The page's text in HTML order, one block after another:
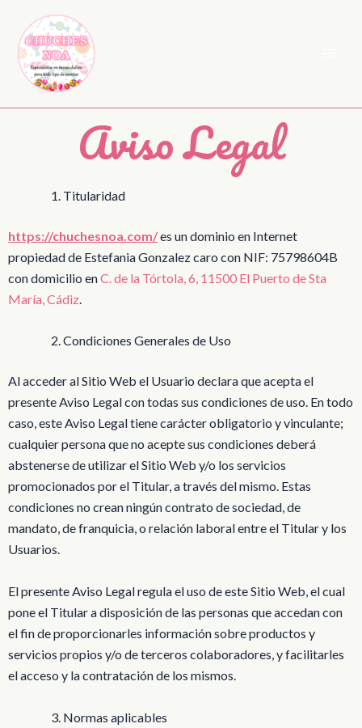
contenido
Aviso Legal
Titularidad
https://chuchesnoa.com/es un dominio en Internet
propiedad de Estefania Gonzalez caro con NIF: 75798604B
con domicilio enC. de la Tórtola, 6, 11500 El Puerto de Sta
María, Cádiz.
Condiciones Generales de Uso
Al acceder al Sitio Web el Usuario declara que acepta el
presente Aviso Legal con todas sus condiciones de uso. En todo
caso, este Aviso Legal tiene carácter obligatorio y vinculante;
cualquier persona que no acepte sus condiciones deberá
abstenerse de utilizar el Sitio Web y/o los servicios
promocionados por el Titular, a través del mismo. Estas
condiciones no crean ningún contrato de sociedad, de
mandato, de franquicia, o relación laboral entre el Titular y los
Usuarios.
El presente Aviso Legal regula el uso de este Sitio Web, el cual
pone el Titular a disposición de las personas que accedan con
el fin de proporcionarles información sobre productos y
servicios propios y/o de terceros colaboradores, y facilitarles
el acceso y la contratación de los mismos.
Normas aplicables